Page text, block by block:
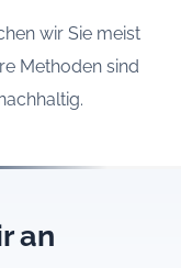
wir Sie meist
Methoden sind
an